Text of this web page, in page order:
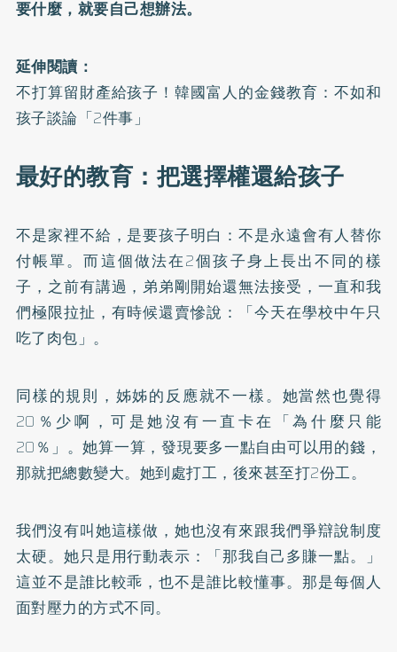
要什麼，就要自己想辦法。
延伸閱讀：
不打算留財產給孩子！韓國富人的金錢教育：不如和
孩子談論「2件事」
最好的教育：把選擇權還給孩子
不是家裡不給，是要孩子明白：不是永遠會有人替你
付帳單。而這個做法在2個孩子身上長出不同的樣
子，之前有講過，弟弟剛開始還無法接受，一直和我
們極限拉扯，有時候還賣慘說：「今天在學校中午只
吃了肉包」。
同樣的規則，姊姊的反應就不一樣。她當然也覺得
20％少啊，可是她沒有一直卡在「為什麼只能
20％」。她算一算，發現要多一點自由可以用的錢，
那就把總數變大。她到處打工，後來甚至打2份工。
我們沒有叫她這樣做，她也沒有來跟我們爭辯說制度
太硬。她只是用行動表示：「那我自己多賺一點。」
這並不是誰比較乖，也不是誰比較懂事。那是每個人
面對壓力的方式不同。